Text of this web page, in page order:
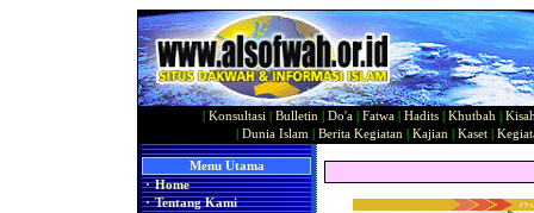
Konsultasi Bulletin Do'a Fatwa Hadits Khutbah
Dunia Islam Berita Kegiatan Kajian Kaset|
Menu Utama
· Home
· Tentang Kami